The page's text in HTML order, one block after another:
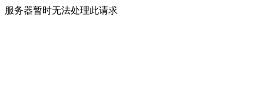
服务器暂时无法处理此请求